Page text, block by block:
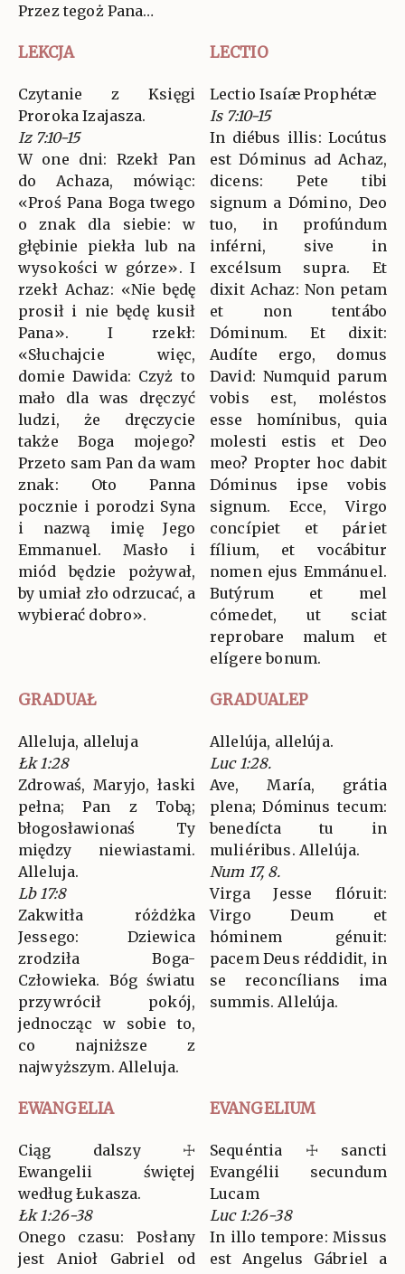
Przez tegoż Pana…
LEKCJA LECTIO
Czytanie z Księgi
Proroka Izajasza.
Iz 7:10-15
W one dni: Rzekł Pan
do Achaza, mówiąc:
«Proś Pana Boga twego
o znak dla siebie: w
głębinie piekła lub na
wysokości w górze». I
rzekł Achaz: «Nie będę
prosił i nie będę kusił
Pana». I rzekł:
«Słuchajcie więc,
domie Dawida: Czyż to
mało dla was dręczyć
ludzi, że dręczycie
także Boga mojego?
Przeto sam Pan da wam
znak: Oto Panna
pocznie i porodzi Syna
i nazwą imię Jego
Emmanuel. Masło i
miód będzie pożywał,
by umiał zło odrzucać, a
wybierać dobro».
Lectio Isaíæ Prophétæ
Is 7:10-15
In diébus illis: Locútus
est Dóminus ad Achaz,
dicens: Pete tibi
signum a Dómino, Deo
tuo, in profúndum
inférni, sive in
excélsum supra. Et
dixit Achaz: Non petam
et non tentábo
Dóminum. Et dixit:
Audíte ergo, domus
David: Numquid parum
vobis est, moléstos
esse homínibus, quia
molesti estis et Deo
meo? Propter hoc dabit
Dóminus ipse vobis
signum. Ecce, Virgo
concípiet et páriet
fílium, et vocábitur
nomen ejus Emmánuel.
Butýrum et mel
cómedet, ut sciat
reprobare malum et
elígere bonum.
GRADUAŁ GRADUALEP
Alleluja, alleluja
Łk 1:28
Zdrowaś, Maryjo, łaski
pełna; Pan z Tobą;
błogosławionaś Ty
między niewiastami.
Alleluja.
Lb 17:8
Zakwitła różdżka
Jessego: Dziewica
zrodziła Boga-
Człowieka. Bóg światu
przywrócił pokój,
jednocząc w sobie to,
co najniższe z
najwyższym. Alleluja.
Allelúja, allelúja.
Luc 1:28.
Ave, María, grátia
plena; Dóminus tecum:
benedícta tu in
muliéribus. Allelúja.
Num 17, 8.
Virga Jesse flóruit:
Virgo Deum et
hóminem génuit:
pacem Deus réddidit, in
se reconcílians ima
summis. Allelúja.
EWANGELIA EVANGELIUM
Ciąg dalszy ☩
Ewangelii świętej
według Łukasza.
Łk 1:26-38
Onego czasu: Posłany
jest Anioł Gabriel od
Sequéntia ☩ sancti
Evangélii secundum
Lucam
Luc 1:26-38
In illo tempore: Missus
est Angelus Gábriel a